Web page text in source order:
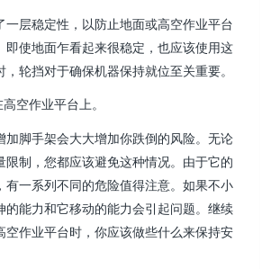
一层稳定性，以防止地面或高空作业平台
即使地面乍看起来很稳定，也应该使用这
轮挡对于确保机器保持就位至关重要。
空作业平台上。
加脚手架会大大增加你跌倒的风险。无论
限制，您都应该避免这种情况。由于它的
有一系列不同的危险值得注意。如果不小
的能力和它移动的能力会引起问题。继续
空作业平台时，你应该做些什么来保持安